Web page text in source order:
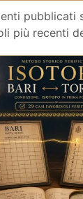
pubblicati
più recenti